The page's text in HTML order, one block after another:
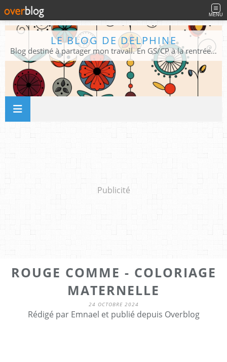
MENU
LE BLOG DE DELPHINE
Blog destiné à partager mon travail. En GS/CP à la rentrée 2026/2027 !
Publicité
ROUGE COMME - COLORIAGE
MATERNELLE
24 OCTOBRE 2024
Rédigé par Emnael et publié depuis Overblog